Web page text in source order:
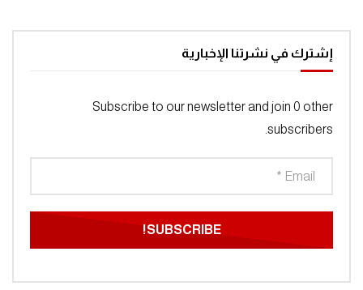
إشترك في نشرتنا الإخبارية
Subscribe to our newsletter and join 0 other
subscribers.